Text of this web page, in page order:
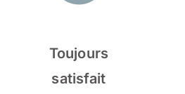
Toujours
satisfait